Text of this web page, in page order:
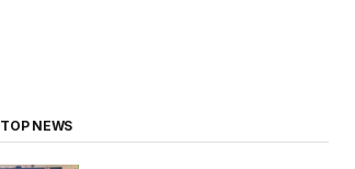
TOP NEWS